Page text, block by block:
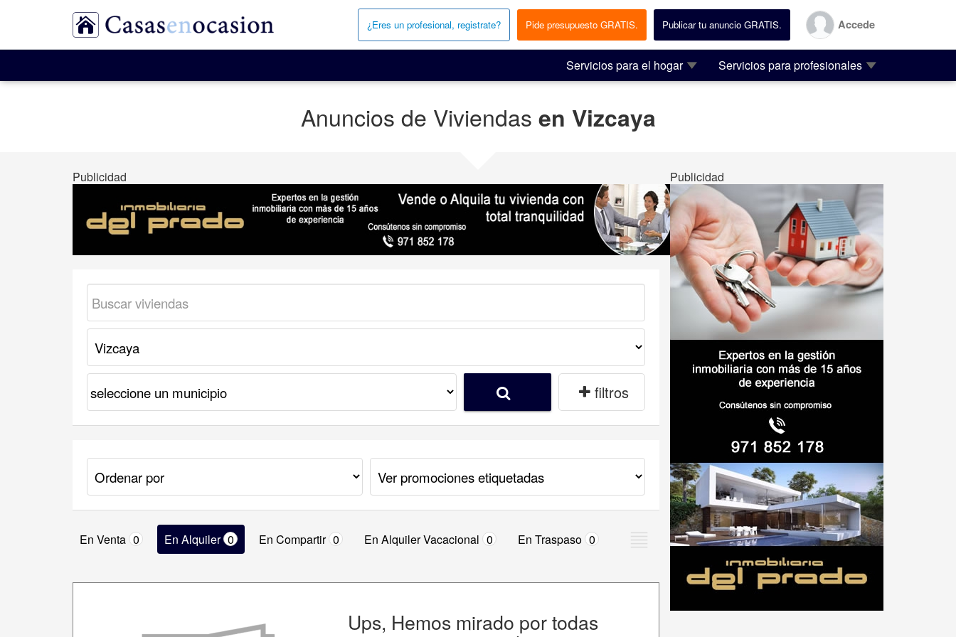
¿Eres un profesional, registrate? Pide presupuesto GRATIS. Publicar tu anuncio GRATIS. Accede
Servicios para el hogar Servicios para profesionales
Anuncios de Viviendas en Vizcaya
Publicidad
filtros
En Venta 0 En Alquiler 0 En Compartir 0 En Alquiler Vacacional 0 En Traspaso 0
Ups, Hemos mirado por todas
Publicidad